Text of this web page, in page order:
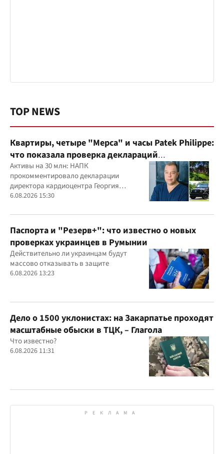
TOP NEWS
Квартиры, четыре "Мерса" и часы Patek Philippe:
что показала проверка деклараций
руководителя детского кардиоцентра
Маньковского и что говорит НАПК?
Активы на 30 млн: НАПК
прокомментировало декларации
директора кардиоцентра Георгия
Маньковского
6.08.2026 15:30
Паспорта и "Резерв+": что известно о новых
проверках украинцев в Румынии
Действительно ли украинцам будут
массово отказывать в защите
6.08.2026 13:23
Дело о 1500 уклонистах: на Закарпатье проходят
масштабные обыски в ТЦК, – Глагола
Что известно?
6.08.2026 11:31